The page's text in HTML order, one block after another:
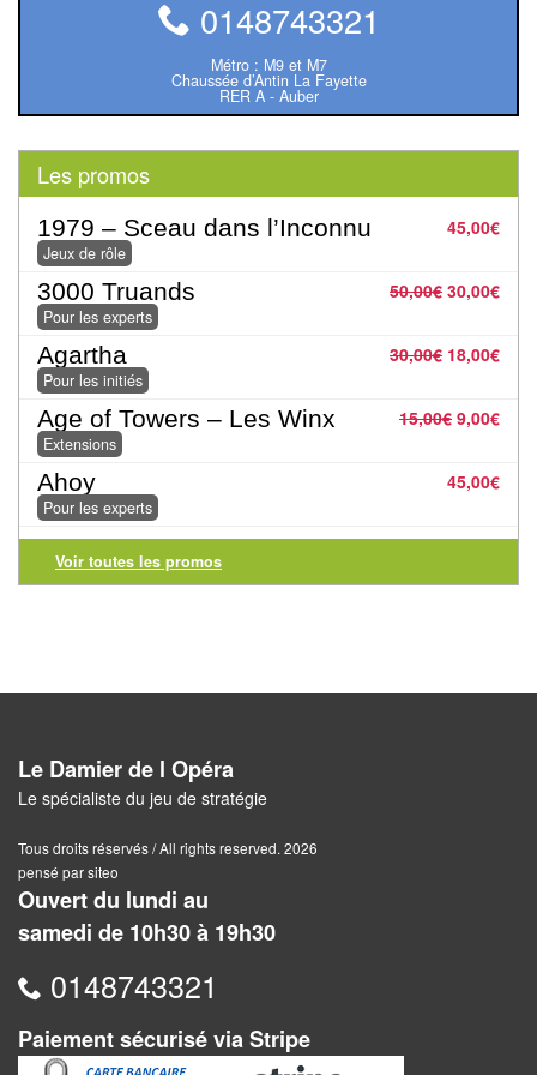
Pour
la
famille
Pour
les
initiés
Pour
les
experts
En
solitaire
Pour
Gestion
Escape
Game
/
Enquête
Jeux
évolutifs
0148743321
Métro : M9 et M7
Chaussée d’Antin La Fayette
RER A - Auber
Les promos
45,00€
1979 – Sceau dans l’Inconnu
Jeux de rôle
50,00€ 30,00€
3000 Truands
Pour les experts
30,00€ 18,00€
Agartha
Pour les initiés
15,00€ 9,00€
Age of Towers – Les Winx
Extensions
45,00€
Ahoy
Pour les experts
Voir toutes les promos
Le Damier de l Opéra
Le spécialiste du jeu de stratégie
Tous droits réservés / All rights reserved. 2026
pensé par siteo
Ouvert du lundi au
samedi de 10h30 à 19h30
0148743321
Paiement sécurisé via Stripe